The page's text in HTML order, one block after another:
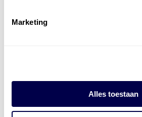
Marketing
Alles toestaan
enERE’s
LaadnetwerkenLaadpassen